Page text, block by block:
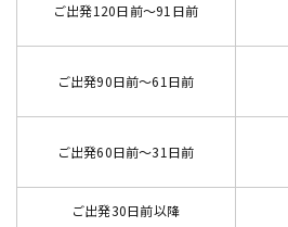
ご出発120日前～91日前
ご出発90日前～61日前
ご出発60日前～31日前
ご出発30日前以降